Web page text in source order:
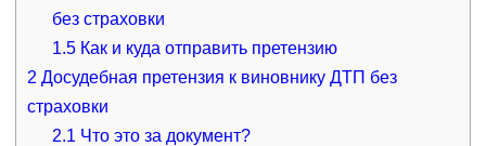
без страховки
1.5 Как и куда отправить претензию
2 Досудебная претензия к виновнику ДТП без
страховки
2.1 Что это за документ?